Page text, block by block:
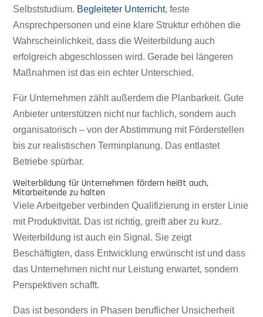
Selbststudium. Begleiteter Unterricht, feste
Ansprechpersonen und eine klare Struktur erhöhen die
Wahrscheinlichkeit, dass die Weiterbildung auch
erfolgreich abgeschlossen wird. Gerade bei längeren
Maßnahmen ist das ein echter Unterschied.
Für Unternehmen zählt außerdem die Planbarkeit. Gute
Anbieter unterstützen nicht nur fachlich, sondern auch
organisatorisch – von der Abstimmung mit Förderstellen
bis zur realistischen Terminplanung. Das entlastet
Betriebe spürbar.
Weiterbildung für Unternehmen fördern heißt auch,
Mitarbeitende zu halten
Viele Arbeitgeber verbinden Qualifizierung in erster Linie
mit Produktivität. Das ist richtig, greift aber zu kurz.
Weiterbildung ist auch ein Signal. Sie zeigt
Beschäftigten, dass Entwicklung erwünscht ist und dass
das Unternehmen nicht nur Leistung erwartet, sondern
Perspektiven schafft.
Das ist besonders in Phasen beruflicher Unsicherheit